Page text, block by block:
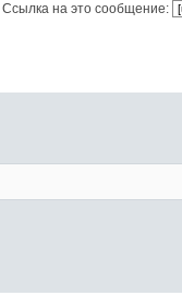
Ссылка на это сообщение: